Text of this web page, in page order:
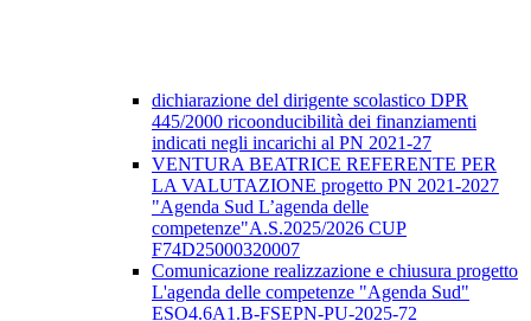
dichiarazione del dirigente scolastico DPR
445/2000 ricoonducibilità dei finanziamenti
indicati negli incarichi al PN 2021-27
VENTURA BEATRICE REFERENTE PER
LA VALUTAZIONE progetto PN 2021-2027
"Agenda Sud L’agenda delle
competenze"A.S.2025/2026 CUP
F74D25000320007
Comunicazione realizzazione e chiusura progetto
L'agenda delle competenze "Agenda Sud"
ESO4.6A1.B-FSEPN-PU-2025-72